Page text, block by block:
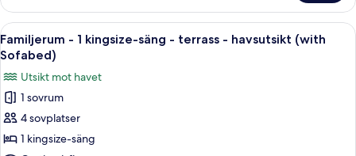
utsikt
mot
hamnen
-
queensize-
säng
icke-
rökare
utsikt
mot
Öppna
alla
för
Familjerum
-
1
Ett hotellrum med en säng, ett
10
Familjerum - 1 kingsize-säng - terrass - havsutsikt (with
Sofabed)
Utsikt mot havet
1 sovrum
4 sovplatser
1 kingsize-säng